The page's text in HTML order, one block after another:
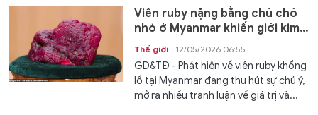
Viên ruby nặng bằng chú chó
nhỏ ở Myanmar khiến giới kim
hoàn xôn xao
Thế giới 12/05/2026 06:55
GD&TĐ - Phát hiện về viên ruby khổng
lồ tại Myanmar đang thu hút sự chú ý,
mở ra nhiều tranh luận về giá trị và...